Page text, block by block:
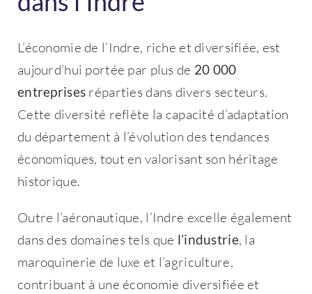
L’économie de l’Indre, riche et diversifiée, est
aujourd’hui portée par plus de 20 000
entreprises réparties dans divers secteurs.
Cette diversité reflète la capacité d’adaptation
du département à l’évolution des tendances
économiques, tout en valorisant son héritage
historique.
Outre l’aéronautique, l’Indre excelle également
dans des domaines tels que l’industrie, la
maroquinerie de luxe et l’agriculture,
contribuant à une économie diversifiée et